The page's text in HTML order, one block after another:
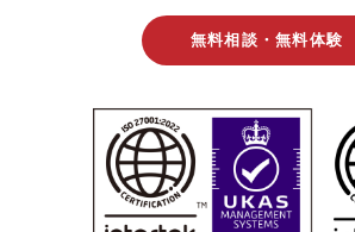
無料相談・無料体験